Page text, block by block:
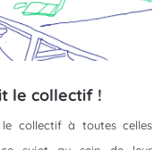
le collectif !
le collectif à toutes celles